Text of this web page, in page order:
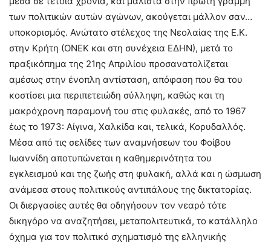
των πολιτικών αυτών αγώνων, ακούγεται μάλλον σαν…
υποκορισμός. Ανώτατο στέλεχος της Νεολαίας της Ε.Κ.
στην Κρήτη (ΟΝΕΚ και στη συνέχεια ΕΔΗΝ), μετά το
πραξικόπημα της 21ης Απριλίου προσανατολίζεται
αμέσως στην ένοπλη αντίσταση, απόφαση που θα του
κοστίσει μια περιπετειώδη σύλληψη, καθώς και τη
μακρόχρονη παραμονή του στις φυλακές, από το 1967
έως το 1973: Αίγινα, Χαλκίδα και, τελικά, Κορυδαλλός.
Μέσα από τις σελίδες των αναμνήσεων του Φοίβου
Ιωαννίδη αποτυπώνεται η καθημερινότητα του
εγκλεισμού και της ζωής στη φυλακή, αλλά και η ώσμωση
ανάμεσα στους πολιτικούς αντιπάλους της δικτατορίας.
Οι διεργασίες αυτές θα οδηγήσουν τον νεαρό τότε
δικηγόρο να αναζητήσει, μεταπολιτευτικά, το κατάλληλο
όχημα για τον πολιτικό σχηματισμό της ελληνικής